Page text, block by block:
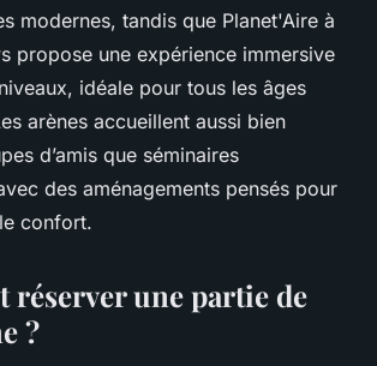
modernes, tandis que Planet'Aire à
propose une expérience immersive
idéale pour tous les âges
arènes accueillent aussi bien
d’amis que séminaires
des aménagements pensés pour
confort.
réserver une partie de
?